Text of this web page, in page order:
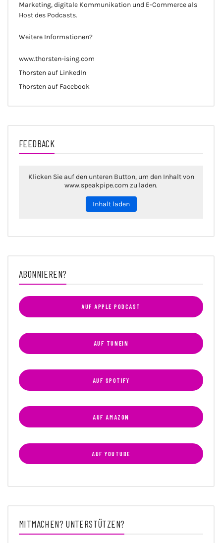
Marketing, digitale Kommunikation und E-Commerce als
Host des Podcasts.
Weitere Informationen?
www.thorsten-ising.com
Thorsten auf LinkedIn
Thorsten auf Facebook
FEEDBACK
Klicken Sie auf den unteren Button, um den Inhalt von
www.speakpipe.com zu laden.
Inhalt laden
ABONNIEREN?
AUF APPLE PODCAST
AUF TUNEIN
AUF SPOTIFY
AUF AMAZON
AUF YOUTUBE
MITMACHEN? UNTERSTÜTZEN?